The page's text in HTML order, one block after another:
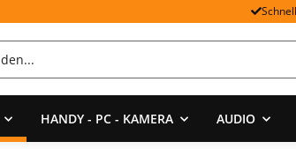
HANDY - PC - KAMERA AUDIO